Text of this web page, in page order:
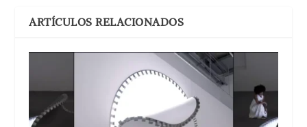
ARTÍCULOS RELACIONADOS